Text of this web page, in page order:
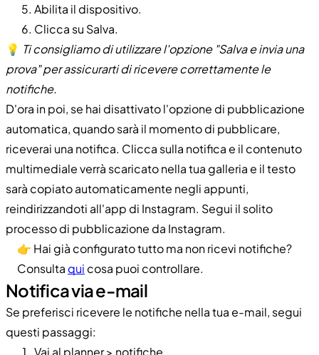
Abilita il dispositivo.
Clicca su Salva.
💡 Ti consigliamo di utilizzare l'opzione "Salva e invia una
prova" per assicurarti di ricevere correttamente le
notifiche.
D'ora in poi, se hai disattivato l'opzione di pubblicazione
automatica, quando sarà il momento di pubblicare,
riceverai una notifica. Clicca sulla notifica e il contenuto
multimediale verrà scaricato nella tua galleria e il testo
sarà copiato automaticamente negli appunti,
reindirizzandoti all'app di Instagram. Segui il solito
processo di pubblicazione da Instagram.
👉 Hai già configurato tutto ma non ricevi notifiche?
Consulta qui cosa puoi controllare.
Notifica via e-mail
Se preferisci ricevere le notifiche nella tua e-mail, segui
questi passaggi:
Vai al planner > notifiche.